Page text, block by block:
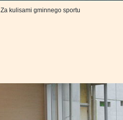
Za kulisami gminnego sportu